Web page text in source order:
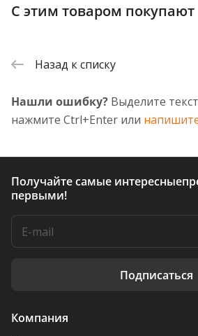
С этим товаром покупают
Назад к списку
Нашли ошибку? Выделите
нажмите Ctrl+Enter или
Получайте самые интересные
первыми!
Подписаться
Компания